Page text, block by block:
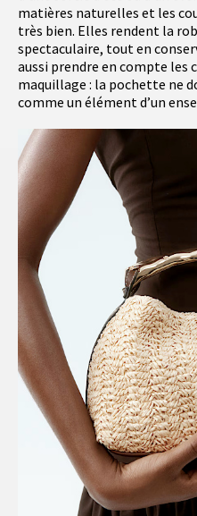
matières naturelles et les
très bien. Elles rendent la
spectaculaire, tout en
aussi prendre en compte les
maquillage : la pochette ne
comme un élément d’un